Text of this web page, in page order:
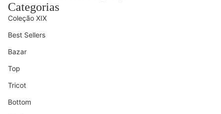
Categorias
Coleção XIX
Best Sellers
Bazar
Top
Tricot
Bottom